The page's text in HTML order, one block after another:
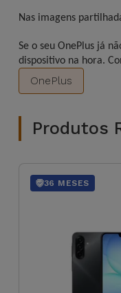
Marcas
Ver
tudo
Gadgets
Higiene
e Casa
Carteiras,
Mobilidade,
Nas imagens
Se o seu OnePlus já
dispositivo na hora.
OnePlus
Produtos
36 MESES